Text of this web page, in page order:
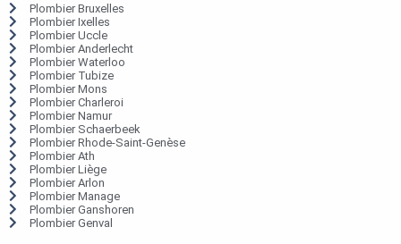
Plombier Bruxelles
Plombier Ixelles
Plombier Uccle
Plombier Anderlecht
Plombier Waterloo
Plombier Tubize
Plombier Mons
Plombier Charleroi
Plombier Namur
Plombier Schaerbeek
Plombier Rhode-Saint-Genèse
Plombier Ath
Plombier Liège
Plombier Arlon
Plombier Manage
Plombier Ganshoren
Plombier Genval